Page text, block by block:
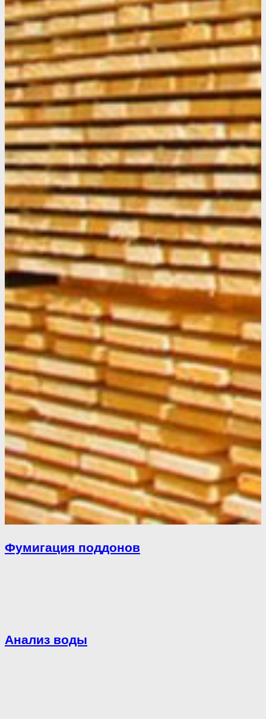
Фумигация поддонов
Анализ воды